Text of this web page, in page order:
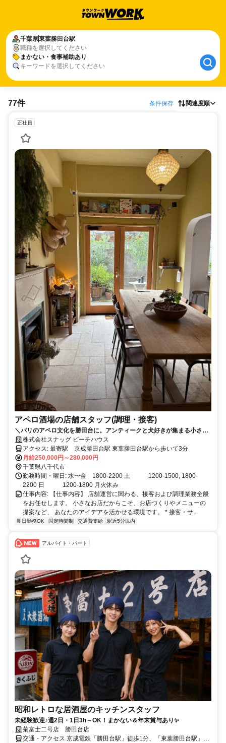
千葉県東葉勝田台駅
職種を選択してください
まかない・食事補助あり
キーワードを選択してください
77件 条件保存 関連度順
正社員
アペロ酒場の店舗スタッフ(調理・接客)
＼パリのアペロ文化を勝田台に。アンティークと犬好きが集まる小さな
酒場／ こだわりのフランスアンティーク家具に囲まれた落ち着いた店内
で、一緒にお店の世界観を創ってくれるスタッフを募集します！ 月給25
万円〜28万円（まかないあり）。私たちが一番大切にしているのは「素
直さ」と「柔らかいお人柄」です。ご自身の経験を活かしつつ、オーナ
ーの世界観を尊重し、ワンちゃん連れのお客様にも笑顔で対応できる方
をお待ちしています！
株式会社スナッグ ビーチハウス
アクセス: 最寄駅 京成勝田台駅 東葉勝田台駅から歩いて3分
月給250,000円～280,000円
千葉県八千代市
勤務時間・曜日: 水〜金 1800-2200 土 1200-1500, 1800-
2200 日 1200-1800 月火休み
仕事内容: 【仕事内容】 店舗運営に関わる、接客および調理業務全般
をお任せします。 小さなお店だからこそ、お店づくりやメニューの
提案など、 あなたのアイデアを活かせる環境です。 * 接客・サ...
即日勤務OK 固定時間制 交通費支給 駅近5分以内
アルバイト・パート
昭和レトロな居酒屋のキッチンスタッフ
未経験歓迎♪週2日・1日3h～OK！まかない＆年末賞与あり✨
菊富士二号店 勝田台店
交通・アクセス 京成電鉄「勝田台駅」徒歩1分、「東葉勝田台駅」徒